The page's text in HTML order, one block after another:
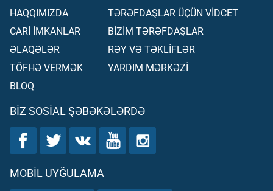
HAQQIMIZDA
CARİ İMKANLAR
ƏLAQƏLƏR
TÖFHƏ VERMƏK
BLOQ
TƏRƏFDAŞLAR ÜÇÜN VİDCET
BİZİM TƏRƏFDAŞLAR
RƏY VƏ TƏKLİFLƏR
YARDIM MƏRKƏZİ
BIZ SOSIAL ŞƏBƏKƏLƏRDƏ
MOBIL UYĞULAMA